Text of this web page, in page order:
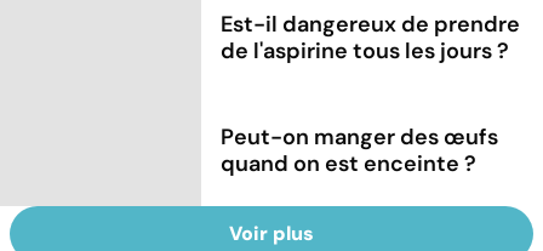
Est-il dangereux de prendre
de l'aspirine tous les jours ?
Peut-on manger des œufs
quand on est enceinte ?
Voir plus